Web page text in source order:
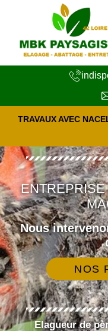
TRAVAUX AVEC
ENTREPRISE
Nous
NOS
Elagueur de